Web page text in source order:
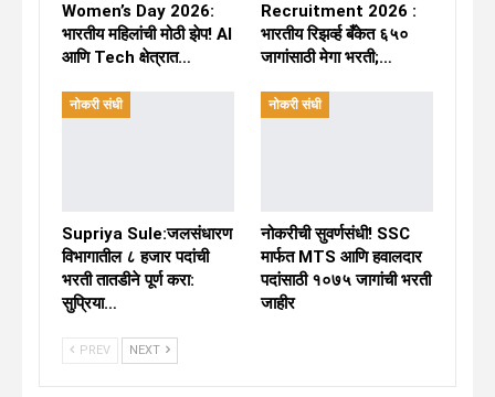
Women’s Day 2026:
भारतीय महिलांची मोठी झेप! AI
आणि Tech क्षेत्रात…
Recruitment 2026 :
भारतीय रिझर्व्ह बँकेत ६५०
जागांसाठी मेगा भरती;…
नोकरी संधी
Supriya Sule:जलसंधारण
विभागातील ८ हजार पदांची
भरती तातडीने पूर्ण करा:
सुप्रिया…
नोकरी संधी
नोकरीची सुवर्णसंधी! SSC
मार्फत MTS आणि हवालदार
पदांसाठी १०७५ जागांची भरती
जाहीर
PREV NEXT